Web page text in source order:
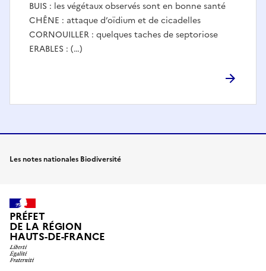
BUIS : les végétaux observés sont en bonne santé
CHÊNE : attaque d’oïdium et de cicadelles
CORNOUILLER : quelques taches de septoriose
ERABLES : (…)
Les notes nationales Biodiversité
PRÉFET
DE LA RÉGION
HAUTS-DE-FRANCE